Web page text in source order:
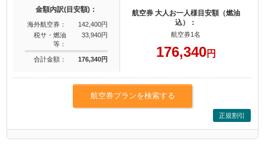
金額内訳(目安額)：
海外航空券：
142,400円
税サ・燃油
等：
33,940円
合計金額： 176,340円
航空券 大人お一人様目安額（燃油
込）：
航空券1名
176,340円
航空券プランを検索する
正規割引